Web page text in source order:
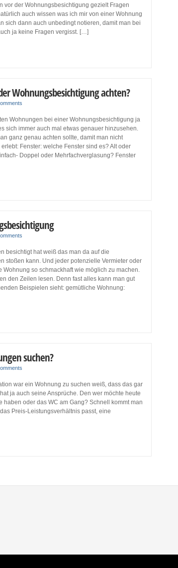
vor der Wohnungsbesichtigung gezielt Fragen
auch wissen was ich mir von einer Wohnung
sich dann auch unbedingt notieren, damit man bei
ja keine Fragen vergisst. […]
Wohnungsbesichtigung achten?
Wohnungen bei einer Wohnungsbesichtigung ja
sich immer auch mal etwas genauer hinzusehen.
ganz genau achten sollte, damit man nicht
Fenster: welche Fenster sind es? Alt oder
Doppel oder Mehrfachverglasung? Fenster
besichtigt hat weiß das man da auf die
stoßen kann. Und jeder potenzielle Vermieter oder
Wohnung so schmackhaft wie möglich zu machen.
den Zeilen lesen. Denn fast alles kann man gut
Beispielen sieht: gemütliche Wohnung:
suchen?
war ein Wohnung zu suchen weiß, dass das gar
ja auch seine Ansprüche. Den wer möchte heute
haben oder das WC am Gang? Schnell kommt man
Preis-Leistungsverhältnis passt, eine